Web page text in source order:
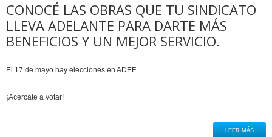
CONOCÉ LAS OBRAS QUE TU SINDICATO
LLEVA ADELANTE PARA DARTE MÁS
BENEFICIOS Y UN MEJOR SERVICIO.
El 17 de mayo hay elecciones en ADEF.
¡Acercate a votar!
LEER MÁS